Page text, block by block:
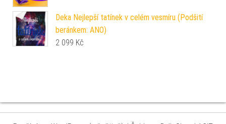
Deka Nejlepší tatínek v celém vesmíru (Podšití
beránkem: ANO)
2 099 Kč